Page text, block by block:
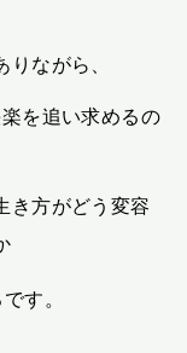
ながら、
を追い求めるの
き方がどう変容
す。